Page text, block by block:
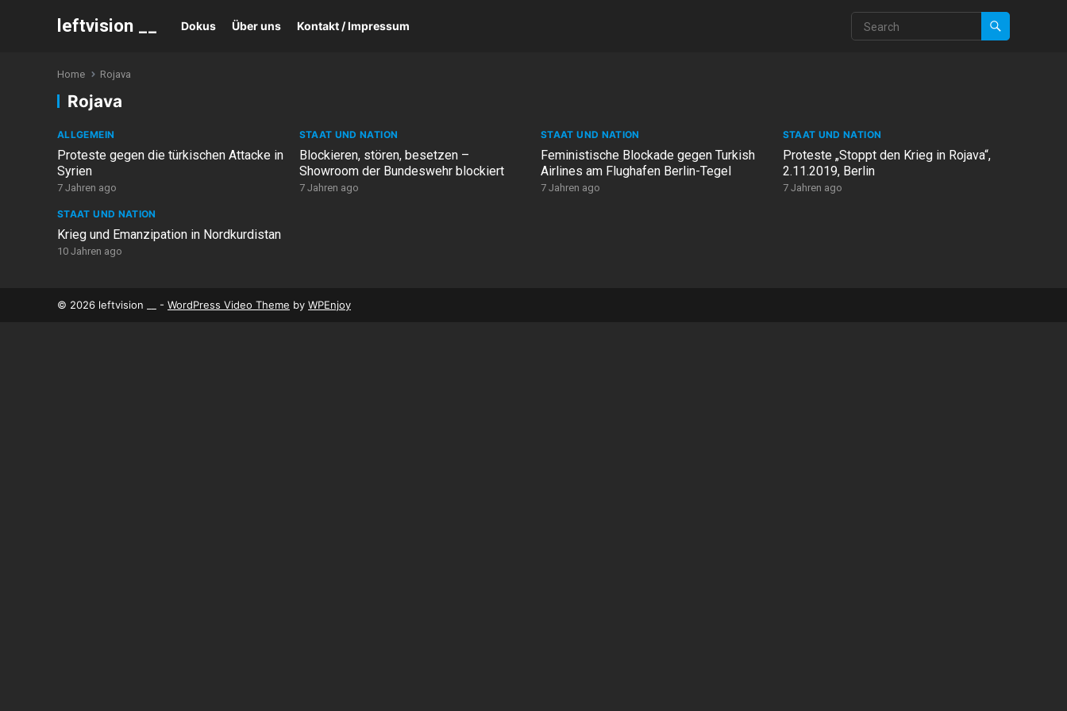
leftvision __ Dokus Über uns Kontakt / Impressum
Home Rojava
Rojava
ALLGEMEIN
Proteste gegen die türkischen Attacke in
Syrien
7 Jahren ago
STAAT UND NATION
Blockieren, stören, besetzen –
Showroom der Bundeswehr blockiert
7 Jahren ago
STAAT UND NATION
Feministische Blockade gegen Turkish
Airlines am Flughafen Berlin-Tegel
7 Jahren ago
STAAT UND NATION
Proteste „Stoppt den Krieg in Rojava“,
2.11.2019, Berlin
7 Jahren ago
STAAT UND NATION
Krieg und Emanzipation in Nordkurdistan
10 Jahren ago
© 2026 leftvision __ - WordPress Video Theme by WPEnjoy